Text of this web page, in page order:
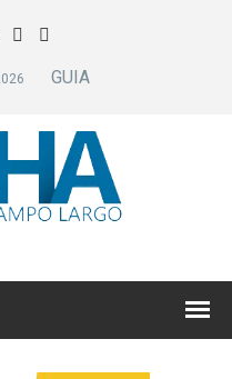
GUIA